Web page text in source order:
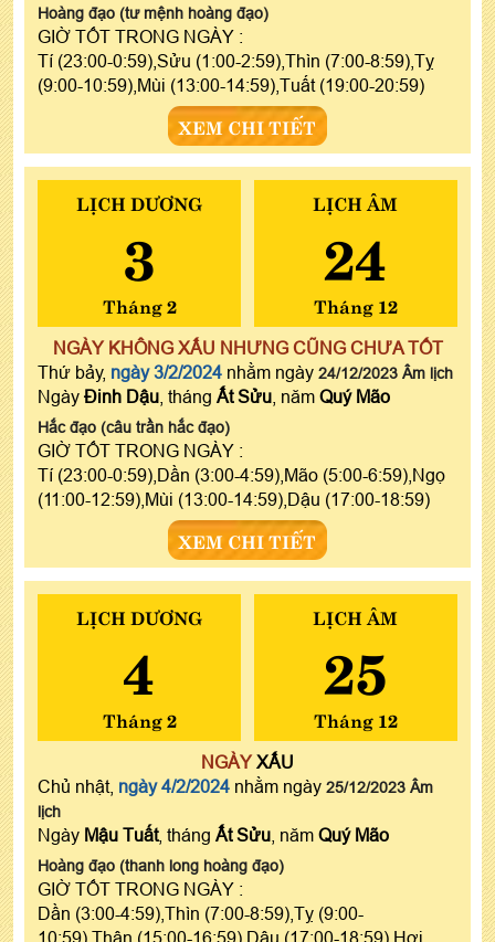
Hoàng đạo (tư mệnh hoàng đạo)
GIỜ TỐT TRONG NGÀY :
Tí (23:00-0:59),Sửu (1:00-2:59),Thìn (7:00-8:59),Tỵ
(9:00-10:59),Mùi (13:00-14:59),Tuất (19:00-20:59)
XEM CHI TIẾT
LỊCH DƯƠNG
3
Tháng 2
LỊCH ÂM
24
Tháng 12
NGÀY KHÔNG XẤU NHƯNG CŨNG CHƯA TỐT
Thứ bảy, ngày 3/2/2024 nhằm ngày 24/12/2023 Âm lịch
Ngày Đinh Dậu , tháng Ất Sửu , năm Quý Mão
Hắc đạo (câu trần hắc đạo)
GIỜ TỐT TRONG NGÀY :
Tí (23:00-0:59),Dần (3:00-4:59),Mão (5:00-6:59),Ngọ
(11:00-12:59),Mùi (13:00-14:59),Dậu (17:00-18:59)
XEM CHI TIẾT
LỊCH DƯƠNG
4
Tháng 2
LỊCH ÂM
25
Tháng 12
NGÀYXẤU
Chủ nhật, ngày 4/2/2024 nhằm ngày 25/12/2023 Âm
lịch
Ngày Mậu Tuất, tháng Ất Sửu , năm Quý Mão
Hoàng đạo (thanh long hoàng đạo)
GIỜ TỐT TRONG NGÀY :
Dần (3:00-4:59),Thìn (7:00-8:59),Tỵ (9:00-
10:59),Thân (15:00-16:59),Dậu (17:00-18:59),Hợi